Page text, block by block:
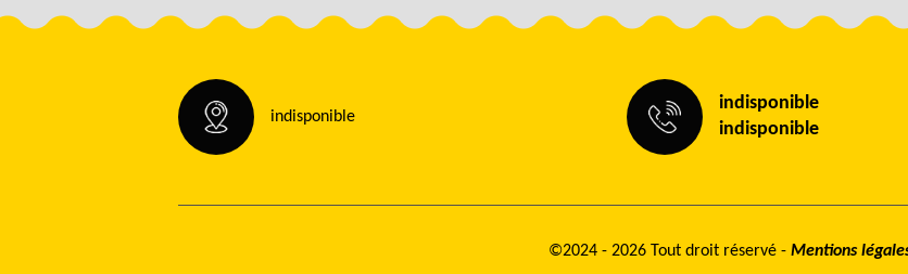
indisponible
indisponible
indisponible
©2024 - 2026 Tout droit réservé - Mentions